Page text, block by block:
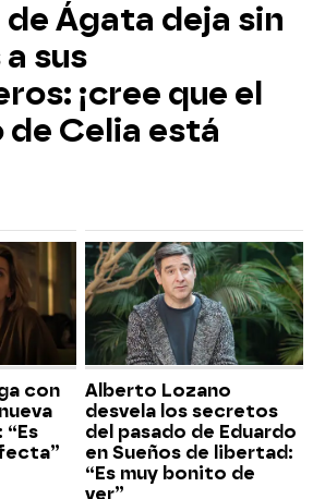
Ágata deja sin
sus
¡cree que el
de Celia está
con
“Es
Alberto Lozano
desvela los secretos
del pasado de Eduardo
en Sueños de libertad:
“Es muy bonito de
ver”